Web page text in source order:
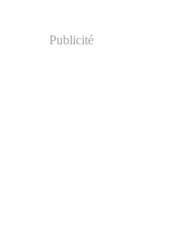
Publicité